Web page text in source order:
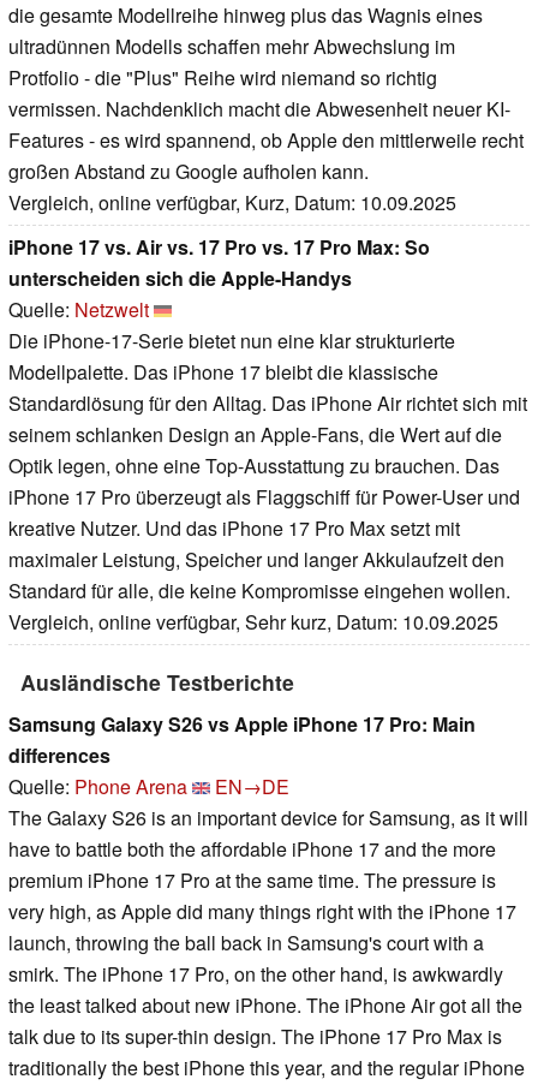
die gesamte Modellreihe hinweg plus das Wagnis eines
ultradünnen Modells schaffen mehr Abwechslung im
Protfolio - die "Plus" Reihe wird niemand so richtig
vermissen. Nachdenklich macht die Abwesenheit neuer KI-
Features - es wird spannend, ob Apple den mittlerweile recht
großen Abstand zu Google aufholen kann.
Vergleich, online verfügbar, Kurz, Datum: 10.09.2025
iPhone 17 vs. Air vs. 17 Pro vs. 17 Pro Max: So
unterscheiden sich die Apple-Handys
Quelle: Netzwelt
Die iPhone-17-Serie bietet nun eine klar strukturierte
Modellpalette. Das iPhone 17 bleibt die klassische
Standardlösung für den Alltag. Das iPhone Air richtet sich mit
seinem schlanken Design an Apple-Fans, die Wert auf die
Optik legen, ohne eine Top-Ausstattung zu brauchen. Das
iPhone 17 Pro überzeugt als Flaggschiff für Power-User und
kreative Nutzer. Und das iPhone 17 Pro Max setzt mit
maximaler Leistung, Speicher und langer Akkulaufzeit den
Standard für alle, die keine Kompromisse eingehen wollen.
Vergleich, online verfügbar, Sehr kurz, Datum: 10.09.2025
Ausländische Testberichte
Samsung Galaxy S26 vs Apple iPhone 17 Pro: Main
differences
Quelle: Phone Arena
EN→DE
The Galaxy S26 is an important device for Samsung, as it will
have to battle both the affordable iPhone 17 and the more
premium iPhone 17 Pro at the same time. The pressure is
very high, as Apple did many things right with the iPhone 17
launch, throwing the ball back in Samsung's court with a
smirk. The iPhone 17 Pro, on the other hand, is awkwardly
the least talked about new iPhone. The iPhone Air got all the
talk due to its super-thin design. The iPhone 17 Pro Max is
traditionally the best iPhone this year, and the regular iPhone